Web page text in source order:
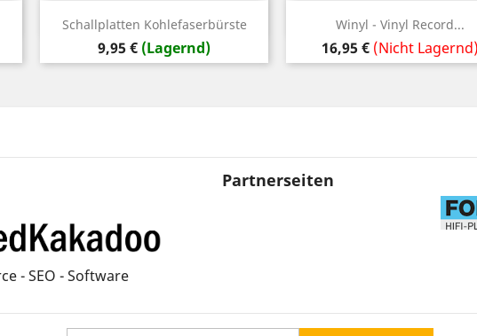
Schallplatten Kohlefaserbürste
Preis
9,95 € (Lagernd)
Vorschau Winyl - Vinyl Record...
Preis
16,95 € (Nicht
 Vorschau
Partnerseiten
- SEO - Software